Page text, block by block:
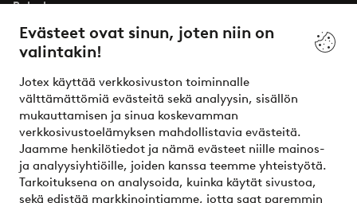
Evästeet ovat sinun, joten niin on
valintakin!
Jotex käyttää verkkosivuston toiminnalle
välttämättömiä evästeitä sekä analyysin, sisällön
mukauttamisen ja sinua koskevamman
verkkosivustoelämyksen mahdollistavia evästeitä.
Jaamme henkilötiedot ja nämä evästeet niille mainos-
ja analyysiyhtiöille, joiden kanssa teemme yhteistyötä.
Tarkoituksena on analysoida, kuinka käytät sivustoa,
sekä edistää markkinointiamme, jotta saat paremmin
Palvelumme
Ehdot
Ystävät
Turvalliset maksut – maksa nyt tai erissä
Haluatko tietää lisää maksuvaihtoehdoistamme?